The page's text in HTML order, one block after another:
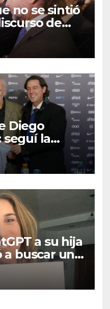
no se sintió
de
gobernar
Diego
seguí la
selección
a su hija
a buscar una